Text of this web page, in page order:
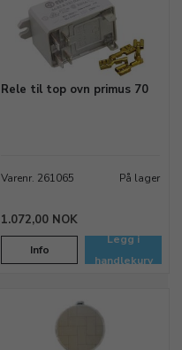
Rele til top ovn primus 70
Varenr. 261065 På lager
1.072,00 NOK
Info
Legg i
handlekurv